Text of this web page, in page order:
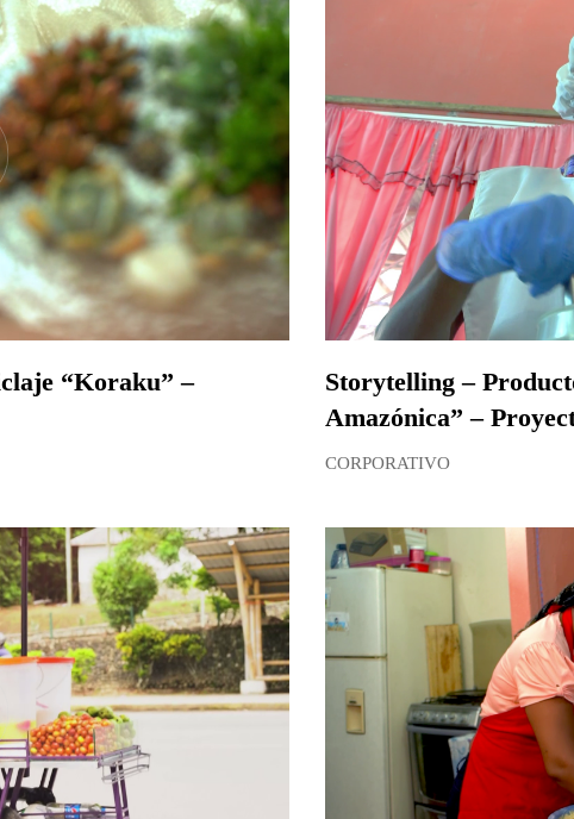
“Koraku” –
Storytelling –
Amazónica” –
CORPORATIVO